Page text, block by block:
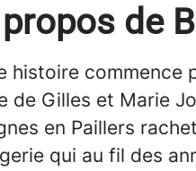
de
histoire commence
de Gilles et Marie
en Paillers
qui au fil des